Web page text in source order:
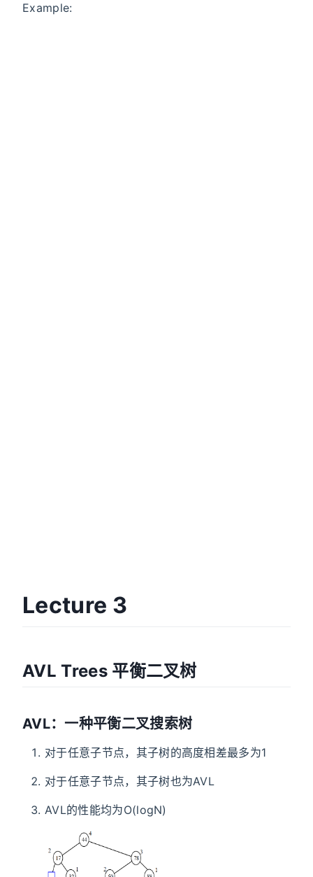
Example:
Lecture 3
AVL Trees 平衡二叉树
AVL：一种平衡二叉搜索树
对于任意子节点，其子树的高度相差最多为1
对于任意子节点，其子树也为AVL
AVL的性能均为O(logN)